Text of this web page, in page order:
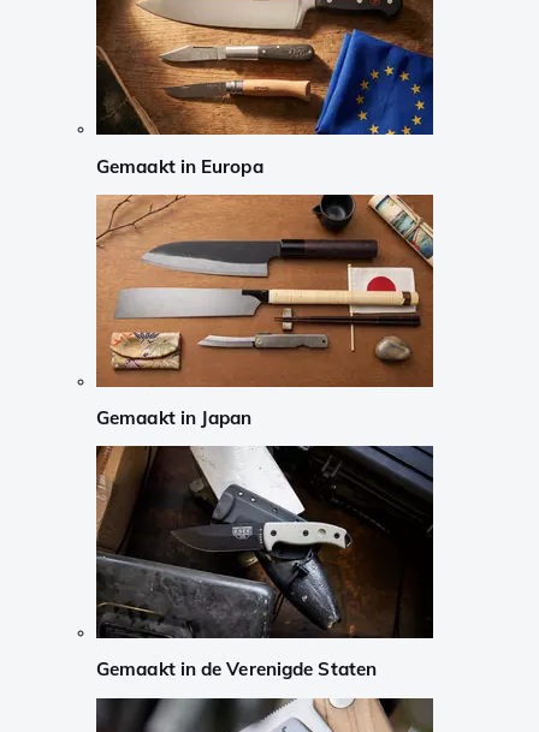
Gemaakt in Europa
Gemaakt in Japan
Gemaakt in de Verenigde Staten